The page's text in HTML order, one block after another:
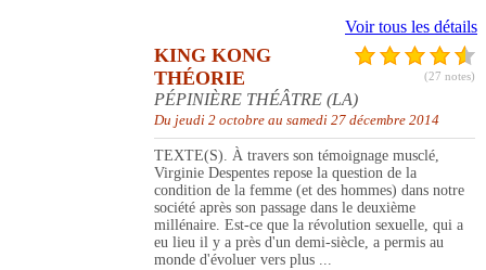
Voir tous les détails
(27 notes)
KING KONG
THÉORIE
PÉPINIÈRE THÉÂTRE (LA)
Du jeudi 2 octobre au samedi 27 décembre 2014
TEXTE(S). À travers son témoignage musclé,
Virginie Despentes repose la question de la
condition de la femme (et des hommes) dans notre
société après son passage dans le deuxième
millénaire. Est-ce que la révolution sexuelle, qui a
eu lieu il y a près d'un demi-siècle, a permis au
monde d'évoluer vers plus ...